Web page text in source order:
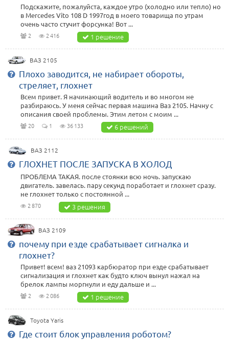
Подскажите, пожалуйста, каждое утро (холодно или тепло) но
в Mercedes Vito 108 D 1997год в моего товарища по утрам
очень часто стучит форсунка! Вот ...
2 2 416 1 решение
ВАЗ 2105
Плохо заводится, не набирает обороты,
стреляет, глохнет
Всем привет. Я начинающий водитель и во многом не
разбираюсь. У меня сейчас первая машина Ваз 2105. Начну с
описания своей проблемы. Этим летом с моим ...
20 1 36 133 6 решений
ВАЗ 2112
ГЛОХНЕТ ПОСЛЕ ЗАПУСКА В ХОЛОД
ПРОБЛЕМА ТАКАЯ. после стоянки всю ночь. запускаю
двигатель. завелась. пару секунд поработает и глохнет сразу.
не глохнет только с постоянной ...
2 870 3 решения
ВАЗ 2109
почему при езде срабатывает сигналка и
глохнет?
Привет! всем! ваз 21093 карбюратор при езде срабатывает
сигнализация и глохнет как будто ключ вынул нажал на
брелок лампы моргнули и еду дальше и ...
2 2 086 1 решение
Toyota Yaris
Где стоит блок управления роботом?